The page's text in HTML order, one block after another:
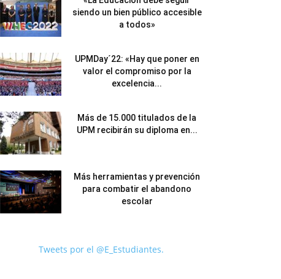
siendo un bien público accesible
a todos»
UPMDay´22: «Hay que poner en
valor el compromiso por la
excelencia...
Más de 15.000 titulados de la
UPM recibirán su diploma en...
Más herramientas y prevención
para combatir el abandono
escolar
Tweets por el @E_Estudiantes.